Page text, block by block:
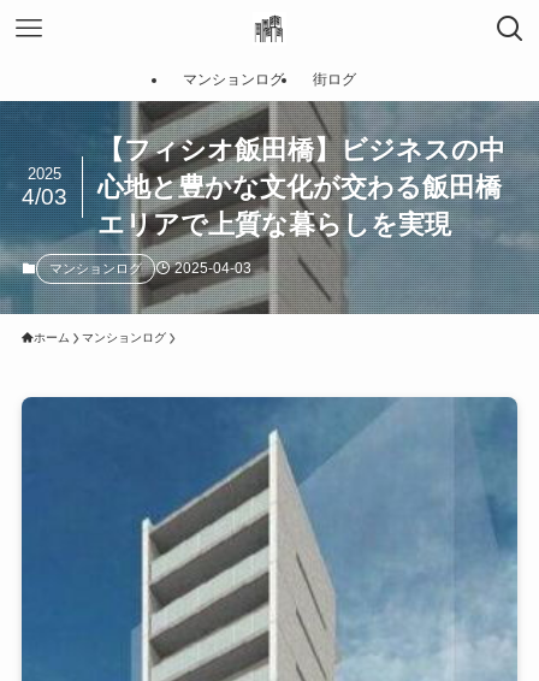
マンションログ 街ログ
【フィシオ飯田橋】ビジネスの中
心地と豊かな文化が交わる飯田橋
エリアで上質な暮らしを実現
2025
4/03
マンションログ 2025-04-03
ホーム マンションログ